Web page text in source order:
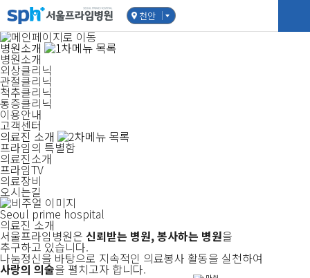
천안
병원소개
병원소개
외상클리닉
관절클리닉
척추클리닉
통증클리닉
이용안내
고객센터
의료진 소개
프라임의 특별함
의료진소개
프라임TV
의료장비
오시는길
Seoul prime hospital
의료진 소개
서울프라임병원은 신뢰받는 병원, 봉사하는 병원을
추구하고 있습니다.
나눔정신을 바탕으로 지속적인 의료봉사 활동을 실천하여
사랑의 의술을 펼치고자 합니다.